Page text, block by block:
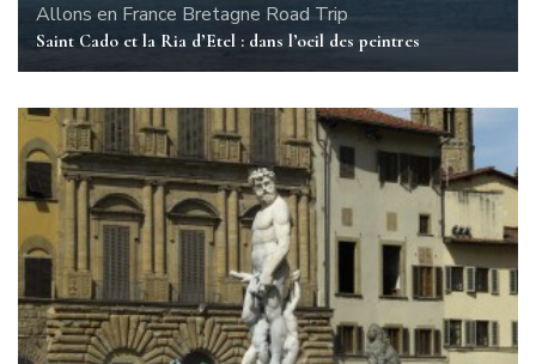
Allons en France Bretagne Road Trip
Saint Cado et la Ria d’Etel : dans l’oeil des peintres